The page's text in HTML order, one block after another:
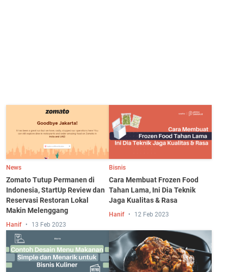
News
Zomato Tutup Permanen di
Indonesia, StartUp Review dan
Reservasi Restoran Lokal
Makin Melenggang
Hanif 13 Feb 2023
Bisnis
Cara Membuat Frozen Food
Tahan Lama, Ini Dia Teknik
Jaga Kualitas & Rasa
Hanif 12 Feb 2023